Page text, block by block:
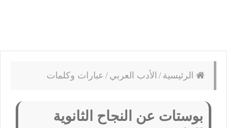
الرئيسية / الأدب العربي / عبارات وكلمات
بوستات عن النجاح الثانوية